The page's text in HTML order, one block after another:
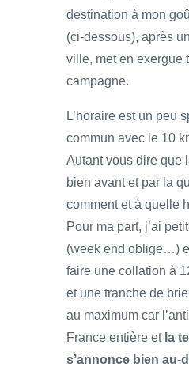
destination à mon
(ci-dessous), après
ville, met en exergue
campagne.
L’horaire est un peu
commun avec le 10
Autant vous dire que
bien avant et par la
comment et à quelle
Pour ma part, j’ai
(week end oblige…)
faire une collation à
et une tranche de
au maximum car
France entière et la
s’annonce bien au-